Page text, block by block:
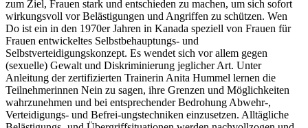
zum Ziel, Frauen stark und entschieden zu machen, um sich sofort
wirkungsvoll vor Belästigungen und Angriffen zu schützen. Wen
Do ist ein in den 1970er Jahren in Kanada speziell von Frauen für
Frauen entwickeltes Selbstbehauptungs- und
Selbstverteidigungskonzept. Es wendet sich vor allem gegen
(sexuelle) Gewalt und Diskriminierung jeglicher Art. Unter
Anleitung der zertifizierten Trainerin Anita Hummel lernen die
Teilnehmerinnen Nein zu sagen, ihre Grenzen und Möglichkeiten
wahrzunehmen und bei entsprechender Bedrohung Abwehr-,
Verteidigungs- und Befrei-ungstechniken einzusetzen. Alltägliche